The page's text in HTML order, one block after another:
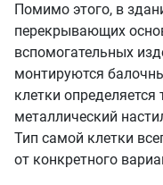
Помимо этого, в
перекрывающих
вспомогательных
монтируются
клетки
металлический
Тип самой клетки
от конкретного